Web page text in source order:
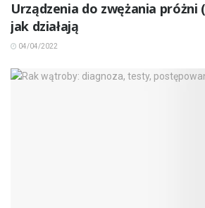
Urządzenia do zwężania próżni
jak działają
04/04/2022